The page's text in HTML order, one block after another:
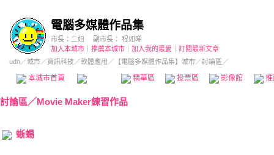
電腦多媒體作品集
市長： 二姐 副市長：
程如晞
加入本城市
推薦本城市 加入我的最愛
訂閱最新文章
udn／城市／資訊科技 ／軟體應用 ／ 【電腦多媒體作品集】城市／討論區／
本城市首頁 精華區 投票區 影像館
討論區／Movie Maker練習作品
蜥蜴